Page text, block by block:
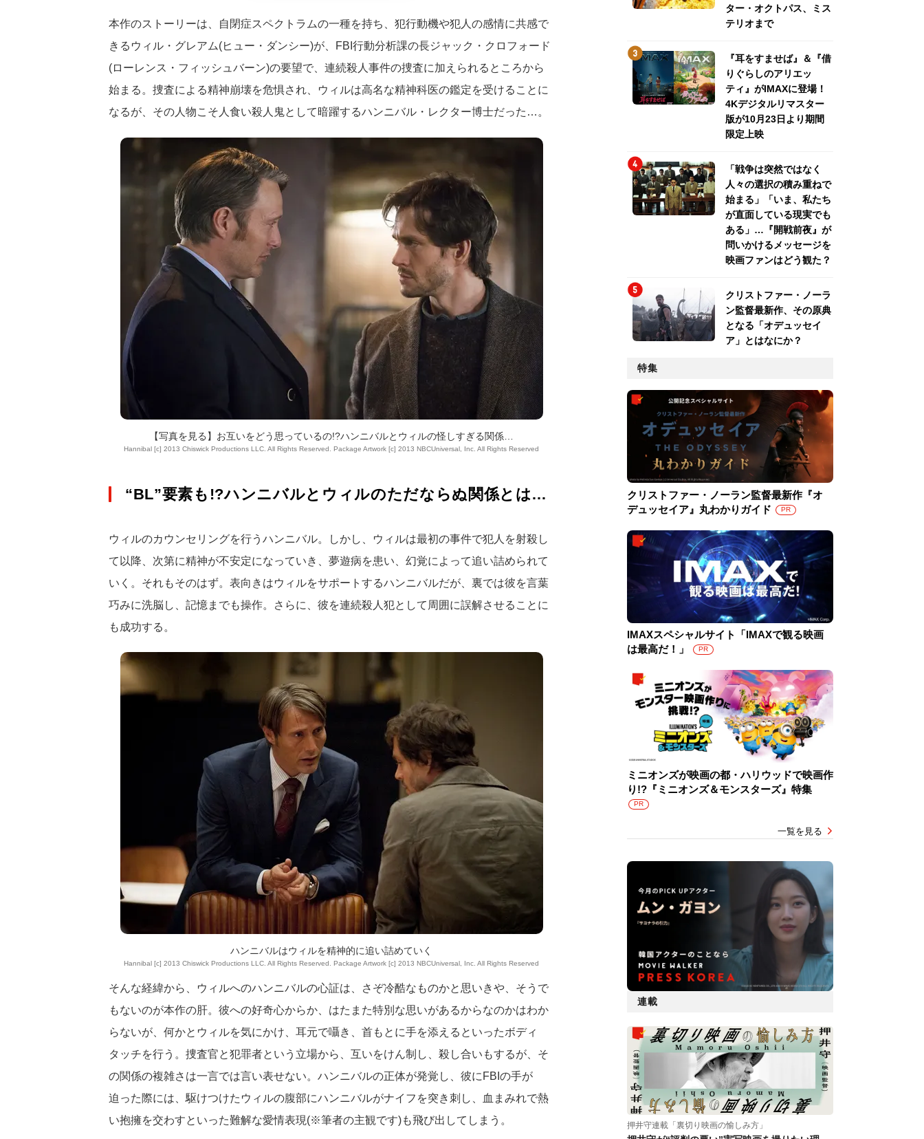
本作のストーリーは、自閉症スペクトラムの一種を持ち、犯行動機や犯人の感情に共感で
きるウィル・グレアム(ヒュー・ダンシー)が、FBI行動分析課の長ジャック・クロフォード
(ローレンス・フィッシュバーン)の要望で、連続殺人事件の捜査に加えられるところから
始まる。捜査による精神崩壊を危惧され、ウィルは高名な精神科医の鑑定を受けることに
なるが、その人物こそ人食い殺人鬼として暗躍するハンニバル・レクター博士だった…。
【写真を見る】お互いをどう思っているの!?ハンニバルとウィルの怪しすぎる関係…
Hannibal [c] 2013 Chiswick Productions LLC. All Rights Reserved. Package Artwork [c] 2013 NBCUniversal, Inc. All Rights Reserved
“BL”要素も!?ハンニバルとウィルのただならぬ関係とは…
ウィルのカウンセリングを行うハンニバル。しかし、ウィルは最初の事件で犯人を射殺し
て以降、次第に精神が不安定になっていき、夢遊病を患い、幻覚によって追い詰められて
いく。それもそのはず。表向きはウィルをサポートするハンニバルだが、裏では彼を言葉
巧みに洗脳し、記憶までも操作。さらに、彼を連続殺人犯として周囲に誤解させることに
も成功する。
ハンニバルはウィルを精神的に追い詰めていく
Hannibal [c] 2013 Chiswick Productions LLC. All Rights Reserved. Package Artwork [c] 2013 NBCUniversal, Inc. All Rights Reserved
そんな経緯から、ウィルへのハンニバルの心証は、さぞ冷酷なものかと思いきや、そうで
もないのが本作の肝。彼への好奇心からか、はたまた特別な思いがあるからなのかはわか
らないが、何かとウィルを気にかけ、耳元で囁き、首もとに手を添えるといったボディ
タッチを行う。捜査官と犯罪者という立場から、互いをけん制し、殺し合いもするが、そ
の関係の複雑さは一言では言い表せない。ハンニバルの正体が発覚し、彼にFBIの手が
迫った際には、駆けつけたウィルの腹部にハンニバルがナイフを突き刺し、血まみれで熱
い抱擁を交わすといった難解な愛情表現(※筆者の主観です)も飛び出してしまう。
ター・オクトパス、ミス
テリオまで
『耳をすませば』＆『借
りぐらしのアリエッ
ティ』がIMAXに登場！
4Kデジタルリマスター
版が10月23日より期間
限定上映
「戦争は突然ではなく
人々の選択の積み重ねで
始まる」「いま、私たち
が直面している現実でも
ある」…『開戦前夜』が
問いかけるメッセージを
映画ファンはどう観た？
クリストファー・ノーラ
ン監督最新作、その原典
となる「オデュッセイ
ア」とはなにか？
特集
クリストファー・ノーラン監督最新作『オ
デュッセイア』丸わかりガイド
PR
IMAXスペシャルサイト「IMAXで観る映画
は最高だ！」
PR
ミニオンズが映画の都・ハリウッドで映画作
り!?『ミニオンズ＆モンスターズ』特集
PR
一覧を見る
連載
押井守連載「裏切り映画の愉しみ方」